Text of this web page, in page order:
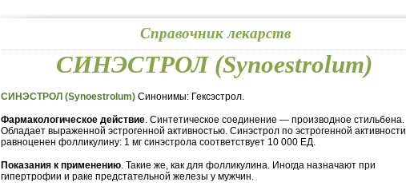
Справочник лекарств
СИНЭСТРОЛ (Synoestrolum)
СИНЭСТРОЛ (Synoestrolum) Синонимы: Гексэстрол.
Фармакологическое действие. Синтетическое соединение — производное стильбена.
Обладает выраженной эстрогенной активностью. Синэстрол по эстрогенной активности
равноценен фолликулину: 1 мг синэстрола соответствует 10 000 ЕД.
Показания к применению. Такие же, как для фолликулина. Иногда назначают при
гипертрофии и раке предстательной железы у мужчин.